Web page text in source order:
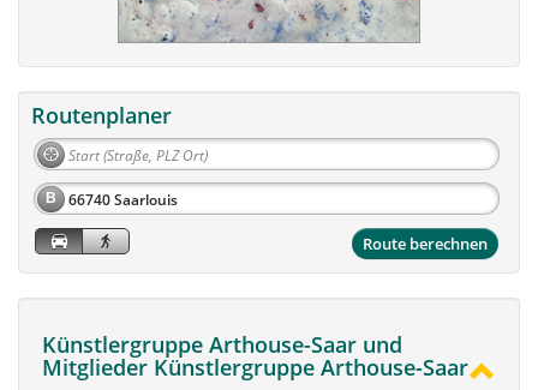
Routenplaner
B
Route berechnen
Künstlergruppe Arthouse-Saar und
Mitglieder Künstlergruppe Arthouse-Saar